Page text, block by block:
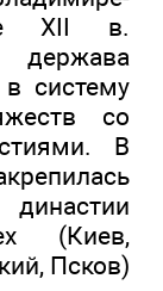
XII в.
систему
со
В
(Киев,
Псков)